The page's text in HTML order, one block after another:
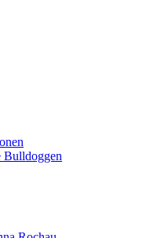
Bulldoggen